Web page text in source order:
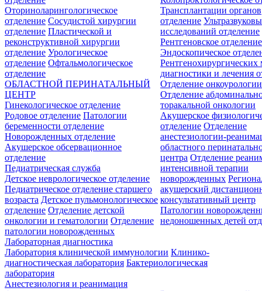
Оториноларингологическое
отделение Сосудистой хирургии
отделение Пластической и
реконструктивной хирургии
отделение Урологическое
отделение Офтальмологическое
отделение
Трансплантации органов
отделение
исследований отделение
Рентгеновское отделение
Эндоскопическое
Рентгенохирургических
диагностики и лечения
Отделение онкоурологии
Отделение
торакальной онкологии
ОБЛАСТНОЙ ПЕРИНАТАЛЬНЫЙ
ЦЕНТР
Гинекологическое отделение
Родовое отделение Патологии
беременности отделение
Новорожденных отделение
Акушерское обсервационное
отделение
Акушерское
отделение Отделение
анестезиологии-
областного
центра Отделение
интенсивной терапии
новорожденных
акушерский
консультативный центр
Патологии
недоношенных детей
Педиатрическая служба
Детское неврологическое отделение
Педиатрическое отделение старшего
возраста Детское пульмонологическое
отделение Отделение детской
онкологии и гематологии Отделение
патологии новорожденных
Лабораторная диагностика
Лаборатория клинической иммунологии Клинико-
диагностическая лаборатория Бактериологическая
лаборатория
Анестезиология и реанимация